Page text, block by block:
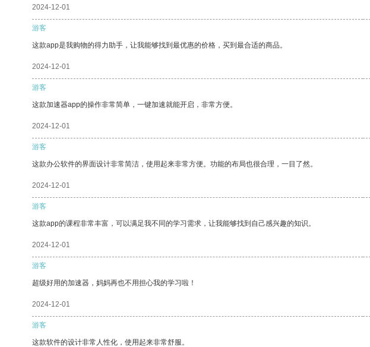
2024-12-01
游客
这款app是我购物的得力助手，让我能够找到最优惠的价格，买到最合适的商品。
2024-12-01
游客
这款加速器app的操作非常简单，一键加速就能开启，非常方便。
2024-12-01
游客
这款办公软件的界面设计非常简洁，使用起来非常方便。功能的布局也很合理，一目了然。
2024-12-01
游客
这款app的课程非常丰富，可以满足我不同的学习需求，让我能够找到自己感兴趣的知识。
2024-12-01
游客
超级好用的加速器，妈妈再也不用担心我的学习啦！
2024-12-01
游客
这款软件的设计非常人性化，使用起来非常舒服。